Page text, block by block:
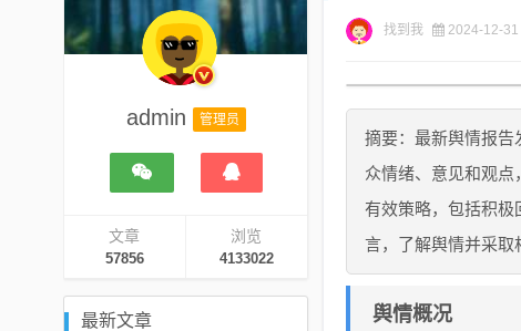
admin 管理员
文章
57856
浏览
4133022
最新文章
找到我 2024-12-31
摘要：最新舆情报告
众情绪、意见和观
有效策略，包括积极
言，了解舆情并采取
舆情概况